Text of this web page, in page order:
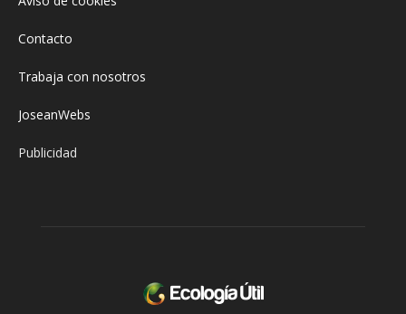
Contacto
Trabaja con nosotros
JoseanWebs
Publicidad